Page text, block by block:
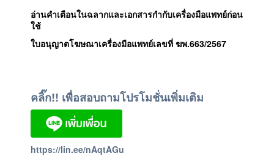
อ่านคำเตือนในฉลากและเอกสารกำกับเครื่องมือแพทย์ก่อน
ใช้
ใบอนุญาตโฆษณาเครื่องมือแพทย์เลขที่ ฆพ.663/2567
คลิ๊ก!! เพื่อสอบถามโปรโมชั่นเพิ่มเติม
https://lin.ee/nAqtAGu